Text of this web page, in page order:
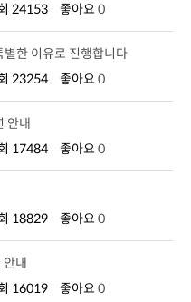
24153 좋아요 0
한 이유로 진행합니다
23254 좋아요 0
안내
17484 좋아요 0
18829 좋아요 0
안내
16019 좋아요 0